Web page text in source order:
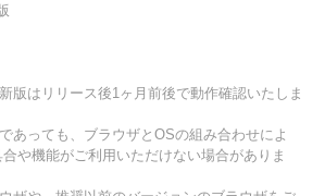
版はリリース後1ヶ月前後で動作確認いたしま
あっても、ブラウザとOSの組み合わせによ
や機能がご利用いただけない場合がありま